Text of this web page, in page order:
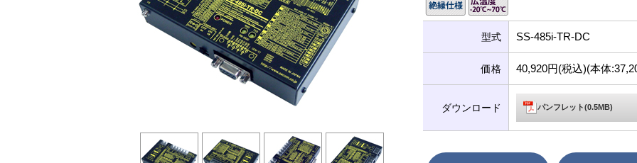
型式 SS-485i-TR-DC
価格 40,920円(税込)(本体
ダウンロード パンフレット(0.5MB)